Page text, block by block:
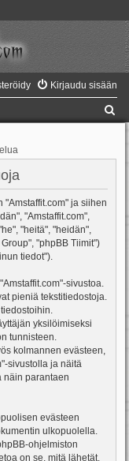
Kirjaudu sisään
"Amstaffit.com" ja siihen
"Amstaffit.com",
"heitä", "heidän",
"phpBB Tiimit")
tiedot").
sivustoa.
pieniä tekstitiedostoja.
yksilöimiseksi
tunnisteen.
kolmannen evästeen,
sivustolla ja näitä
näin parantaen
evästeen
ulkopuolella.
ohjelmiston
on se, mitä lähetät.